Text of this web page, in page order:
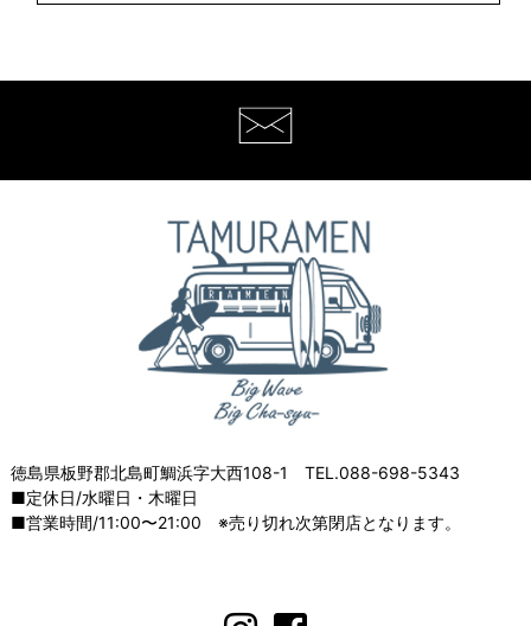
徳島県板野郡北島町鯛浜字大西108-1 TEL.088-698-5343
■定休日/水曜日・木曜日
■営業時間/11:00〜21:00 ※売り切れ次第閉店となります。